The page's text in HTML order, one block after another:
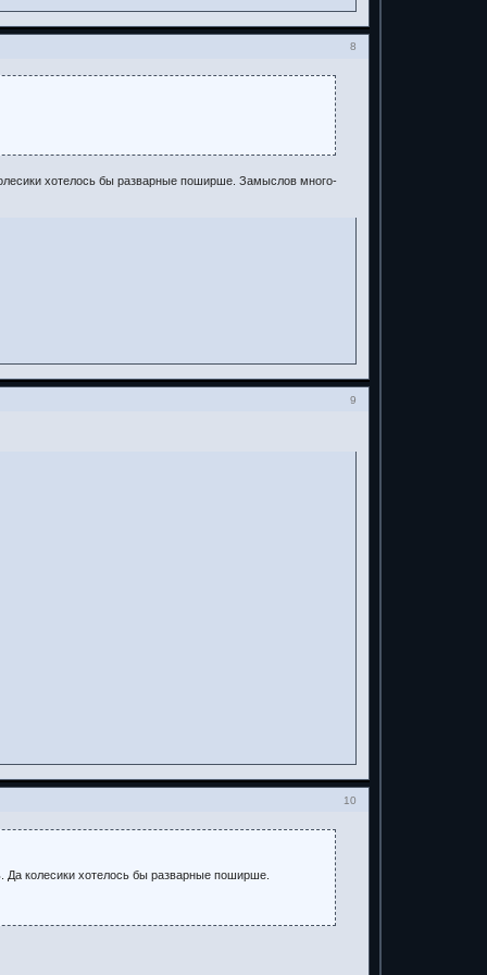
8
хотелось бы разварные поширше. Замыслов много-
9
10
колесики хотелось бы разварные поширше.